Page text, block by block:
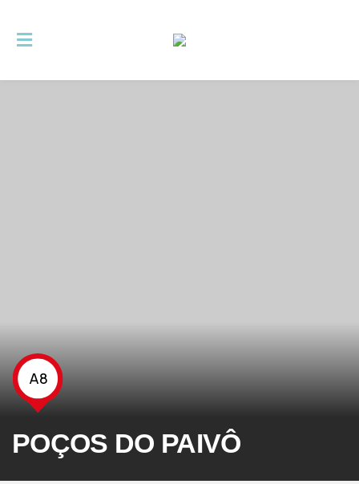
A8
POÇOS DO PAIVÔ